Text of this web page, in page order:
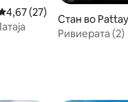
оцена: 4,67 од
4,67 (27)
Стан во
Ривиерата (2)